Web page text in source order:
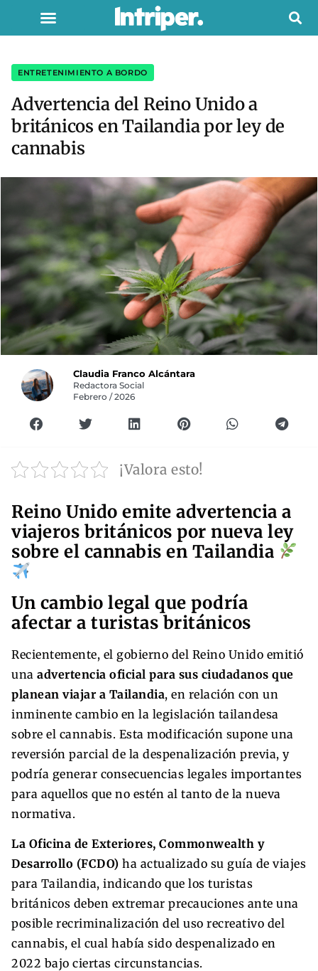
ENTRETENIMIENTO A BORDO
Advertencia del Reino Unido a
británicos en Tailandia por ley de
cannabis
Claudia Franco Alcántara
Redactora Social
Febrero / 2026
¡Valora esto!
Reino Unido emite advertencia a
viajeros británicos por nueva ley
sobre el cannabis en Tailandia
Un cambio legal que podría
afectar a turistas británicos
Recientemente, el gobierno del Reino Unido emitió
una advertencia oficial para sus ciudadanos que
planean viajar a Tailandia, en relación con un
inminente cambio en la legislación tailandesa
sobre el cannabis. Esta modificación supone una
reversión parcial de la despenalización previa, y
podría generar consecuencias legales importantes
para aquellos que no estén al tanto de la nueva
normativa.
La Oficina de Exteriores, Commonwealth y
Desarrollo (FCDO) ha actualizado su guía de viajes
para Tailandia, indicando que los turistas
británicos deben extremar precauciones ante una
posible recriminalización del uso recreativo del
cannabis, el cual había sido despenalizado en
2022 bajo ciertas circunstancias.